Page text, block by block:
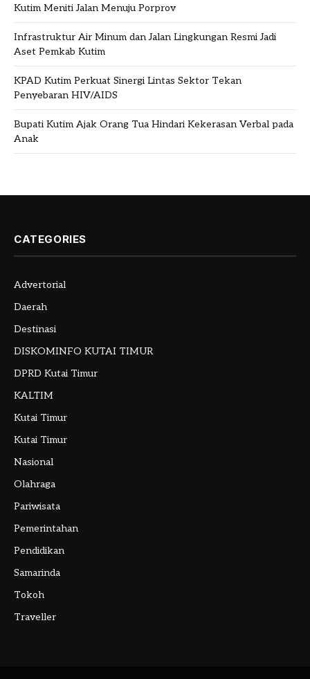
Kutim Meniti Jalan Menuju Porprov
Infrastruktur Air Minum dan Jalan Lingkungan Resmi Jadi
Aset Pemkab Kutim
KPAD Kutim Perkuat Sinergi Lintas Sektor Tekan
Penyebaran HIV/AIDS
Bupati Kutim Ajak Orang Tua Hindari Kekerasan Verbal pada
Anak
CATEGORIES
Advertorial
Daerah
Destinasi
DISKOMINFO KUTAI TIMUR
DPRD Kutai Timur
KALTIM
Kutai Timur
Kutai Timur
Nasional
Olahraga
Pariwisata
Pemerintahan
Pendidikan
Samarinda
Tokoh
Traveller